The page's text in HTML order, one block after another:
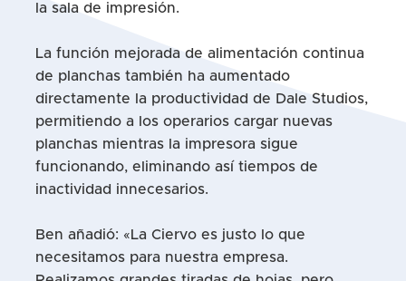
la sala de impresión.
La función mejorada de alimentación continua
de planchas también ha aumentado
directamente la productividad de Dale Studios,
permitiendo a los operarios cargar nuevas
planchas mientras la impresora sigue
funcionando, eliminando así tiempos de
inactividad innecesarios.
Ben añadió: «La Ciervo es justo lo que
necesitamos para nuestra empresa.